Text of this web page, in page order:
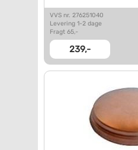
VVS nr. 276251040
Levering 1-2 dage
Fragt 65,-
239,-